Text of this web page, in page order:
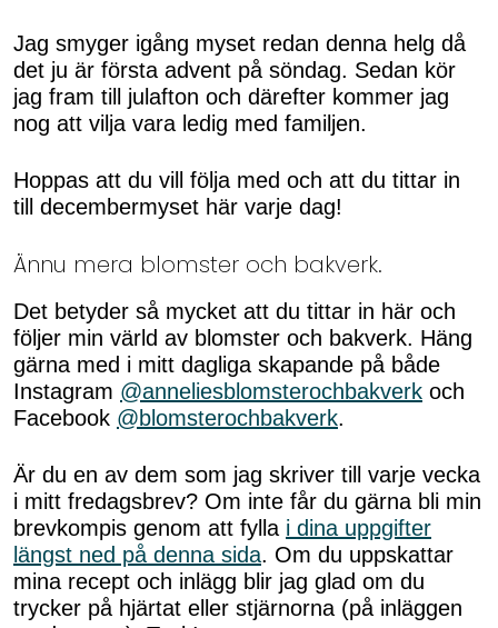
Jag smyger igång myset redan denna helg då
det ju är första advent på söndag. Sedan kör
jag fram till julafton och därefter kommer jag
nog att vilja vara ledig med familjen.
Hoppas att du vill följa med och att du tittar in
till decembermyset här varje dag!
Ännu mera blomster och bakverk.
Det betyder så mycket att du tittar in här och
följer min värld av blomster och bakverk. Häng
gärna med i mitt dagliga skapande på både
Instagram @anneliesblomsterochbakverk och
Facebook @blomsterochbakverk.
Är du en av dem som jag skriver till varje vecka
i mitt fredagsbrev? Om inte får du gärna bli min
brevkompis genom att fylla i dina uppgifter
längst ned på denna sida. Om du uppskattar
mina recept och inlägg blir jag glad om du
trycker på hjärtat eller stjärnorna (på inläggen